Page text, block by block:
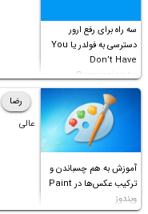
سه راه برای رفع ارور
دسترسی به فولدر یا You
Don’t Have
Permission to
Access this folder
آموزش به هم چسباندن و
ترکیب عکس‌ها در Paint
ویندوز
رضا
عالی